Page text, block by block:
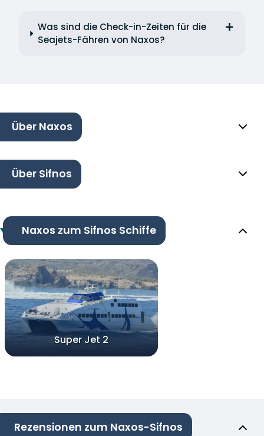
Was sind die Check-in-Zeiten für die
Seajets-Fähren von Naxos?
Über Naxos
Über Sifnos
Naxos zum Sifnos Schiffe
Super Jet 2
Rezensionen zum Naxos-Sifnos